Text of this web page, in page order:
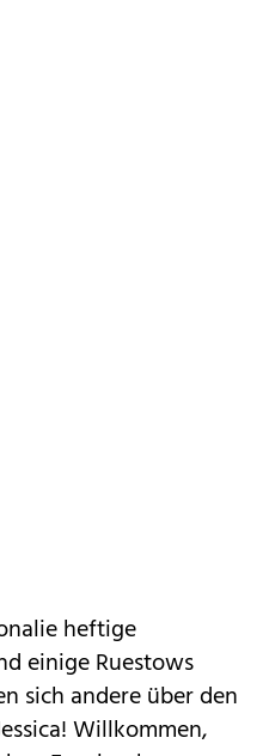
heftige
einige Ruestows
sich andere über den
Willkommen,